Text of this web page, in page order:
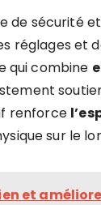
de sécurité
réglages et
qui combine
renforce
sur le
et